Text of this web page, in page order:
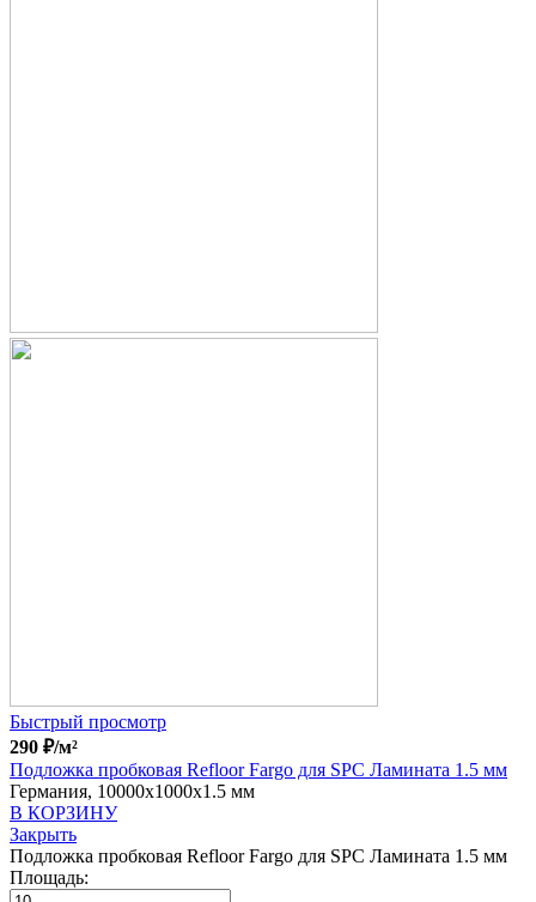
Быстрый просмотр
290 ₽/м²
Подложка пробковая Refloor Fargo для SPC Ламината 1.5 мм
Германия, 10000x1000x1.5 мм
В КОРЗИНУ
Закрыть
Подложка пробковая Refloor Fargo для SPC Ламината 1.5 мм
Площадь: